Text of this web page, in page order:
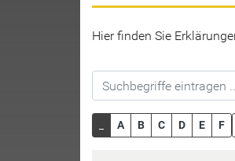
Hier finden Sie
A B C D E F